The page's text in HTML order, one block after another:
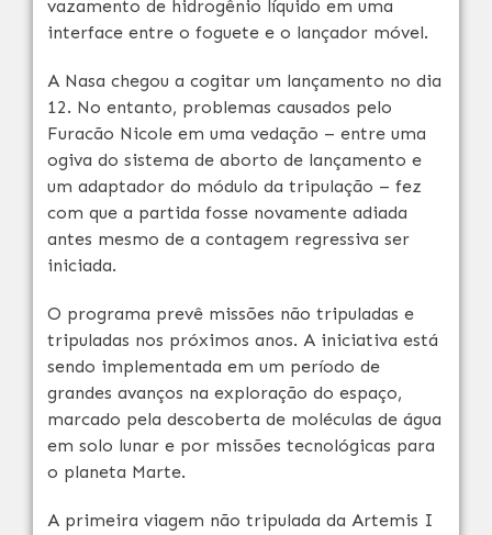
vazamento de hidrogênio líquido em uma
interface entre o foguete e o lançador móvel.
A Nasa chegou a cogitar um lançamento no dia
12. No entanto, problemas causados pelo
Furacão Nicole em uma vedação – entre uma
ogiva do sistema de aborto de lançamento e
um adaptador do módulo da tripulação – fez
com que a partida fosse novamente adiada
antes mesmo de a contagem regressiva ser
iniciada.
O programa prevê missões não tripuladas e
tripuladas nos próximos anos. A iniciativa está
sendo implementada em um período de
grandes avanços na exploração do espaço,
marcado pela descoberta de moléculas de água
em solo lunar e por missões tecnológicas para
o planeta Marte.
A primeira viagem não tripulada da Artemis I